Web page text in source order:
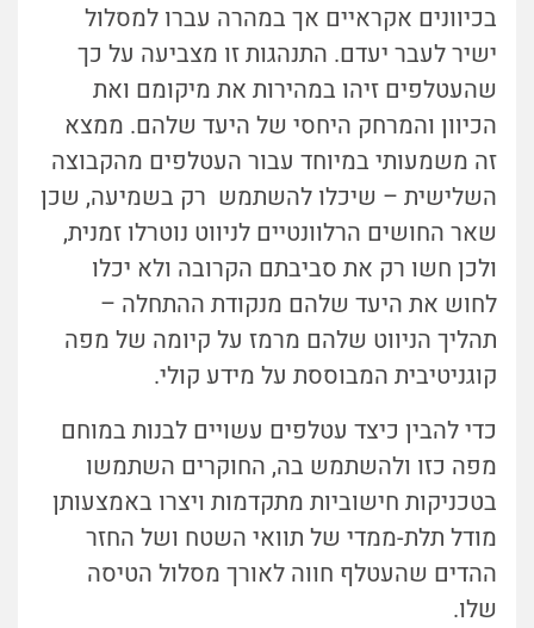
בכיוונים אקראיים אך במהרה עברו למסלול
ישיר לעבר יעדם. התנהגות זו מצביעה על כך
שהעטלפים זיהו במהירות את מיקומם ואת
הכיוון והמרחק היחסי של היעד שלהם. ממצא
זה משמעותי במיוחד עבור העטלפים מהקבוצה
השלישית – שיכלו להשתמש רק בשמיעה, שכן
שאר החושים הרלוונטיים לניווט נוטרלו זמנית,
ולכן חשו רק את סביבתם הקרובה ולא יכלו
לחוש את היעד שלהם מנקודת ההתחלה –
תהליך הניווט שלהם מרמז על קיומה של מפה
קוגניטיבית המבוססת על מידע קולי.
כדי להבין כיצד עטלפים עשויים לבנות במוחם
מפה כזו ולהשתמש בה, החוקרים השתמשו
בטכניקות חישוביות מתקדמות ויצרו באמצעותן
מודל תלת-ממדי של תוואי השטח ושל החזר
ההדים שהעטלף חווה לאורך מסלול הטיסה
שלו.